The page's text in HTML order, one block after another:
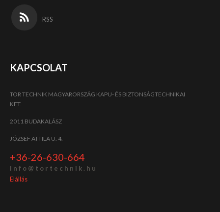
RSS
KAPCSOLAT
TOR TECHNIK MAGYARORSZÁG KAPU- ÉS BIZTONSÁGTECHNIKAI
KFT.
2011 BUDAKALÁSZ
JÓZSEF ATTILA U. 4.
+36-26-630-664
i n f o @ t o r t e c h n i k . h u
Elállás